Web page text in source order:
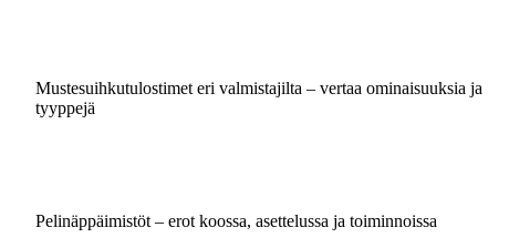
Mustesuihkutulostimet eri valmistajilta – vertaa ominaisuuksia ja
tyyppejä
Pelinäppäimistöt – erot koossa, asettelussa ja toiminnoissa